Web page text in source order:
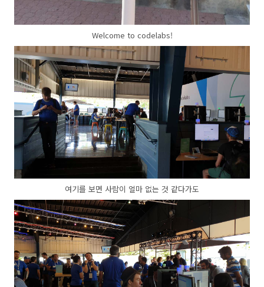
Welcome to codelabs!
여기를 보면 사람이 얼마 없는 것 같다가도